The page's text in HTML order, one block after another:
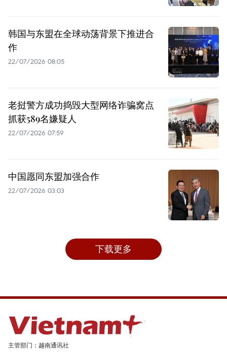
韩国与东盟在全球动荡背景下推进合
作
22/07/2026 08:05
老挝警方成功捣毁大型网络诈骗窝点
抓获589名嫌疑人
22/07/2026 07:59
中国愿同东盟加强合作
22/07/2026 03:03
下载更多
主管部门：越南通讯社